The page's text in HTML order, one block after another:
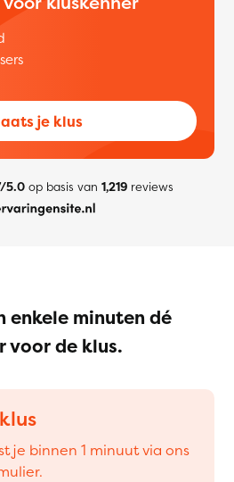
je klus
5.0op basis van 1,219reviews
enkele minuten dé
voor de klus.
je binnen 1 minuut via ons